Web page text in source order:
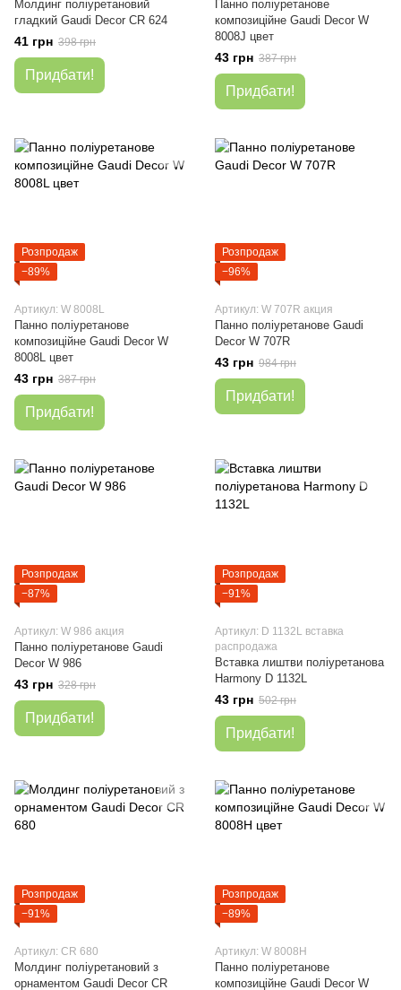
Молдинг поліуретановий
гладкий Gaudi Decor CR 624
41 грн 398 грн
Придбати!
Панно поліуретанове
композиційне Gaudi Decor W
8008J цвет
43 грн 387 грн
Придбати!
Розпродаж
−89%
Артикул: W 8008L
Панно поліуретанове
композиційне Gaudi Decor W
8008L цвет
43 грн 387 грн
Придбати!
Розпродаж
−96%
Артикул: W 707R акция
Панно поліуретанове Gaudi
Decor W 707R
43 грн 984 грн
Придбати!
Розпродаж
−87%
Артикул: W 986 акция
Панно поліуретанове Gaudi
Decor W 986
43 грн 328 грн
Придбати!
Розпродаж
−91%
Артикул: D 1132L вставка
распродажа
Вставка лиштви поліуретанова
Harmony D 1132L
43 грн 502 грн
Придбати!
Розпродаж
−91%
Артикул: CR 680
Молдинг поліуретановий з
орнаментом Gaudi Decor CR
Розпродаж
−89%
Артикул: W 8008H
Панно поліуретанове
композиційне Gaudi Decor W